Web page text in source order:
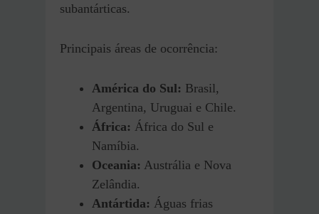
subantárticas.
Principais áreas de ocorrência:
América do Sul: Brasil,
Argentina, Uruguai e Chile.
África: África do Sul e
Namíbia.
Oceania: Austrália e Nova
Zelândia.
Antártida: Águas frias